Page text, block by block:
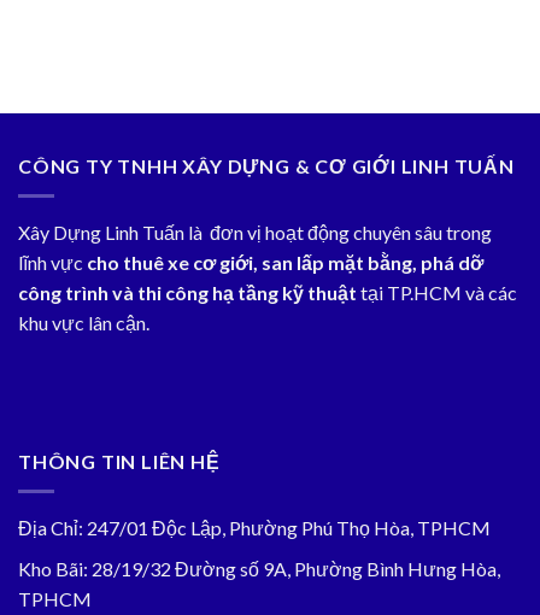
TPHCM
Giá
từ
1,8tr/md
CÔNG TY TNHH XÂY DỰNG & CƠ GIỚI LINH TUẤN
Xây Dựng Linh Tuấn là đơn vị hoạt động chuyên sâu trong
lĩnh vực cho thuê xe cơ giới, san lấp mặt bằng, phá dỡ
công trình và thi công hạ tầng kỹ thuật tại TP.HCM và các
khu vực lân cận.
THÔNG TIN LIÊN HỆ
Địa Chỉ: 247/01 Độc Lập, Phường Phú Thọ Hòa, TPHCM
Kho Bãi: 28/19/32 Đường số 9A, Phường Bình Hưng Hòa,
TPHCM